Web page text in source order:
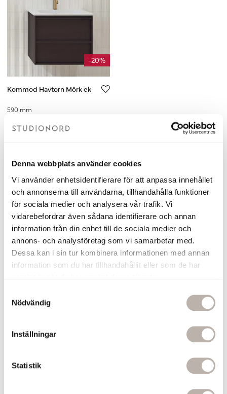
Denna webbplats använder cookies
Vi använder enhetsidentifierare för att anpassa innehållet
och annonserna till användarna, tillhandahålla funktioner
för sociala medier och analysera vår trafik. Vi
vidarebefordrar även sådana identifierare och annan
information från din enhet till de sociala medier och
annons- och analysföretag som vi samarbetar med.
Dessa kan i sin tur kombinera informationen med annan
information som du har tillhandahållit eller som de har
Nödvändig
Inställningar
Statistik
-20%
Kommod Havtorn Mörk ek
590 mm
Du har sett 5 av 5 produkter
Kommod 60 cm Kommod 80 cm
Kommod 60 cm – perfekt för
En kommod 60 cm är ett utmärkt val för dig som vill kombinera